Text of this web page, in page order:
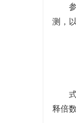
测，
释倍